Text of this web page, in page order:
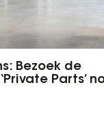
Bezoek de
Parts’